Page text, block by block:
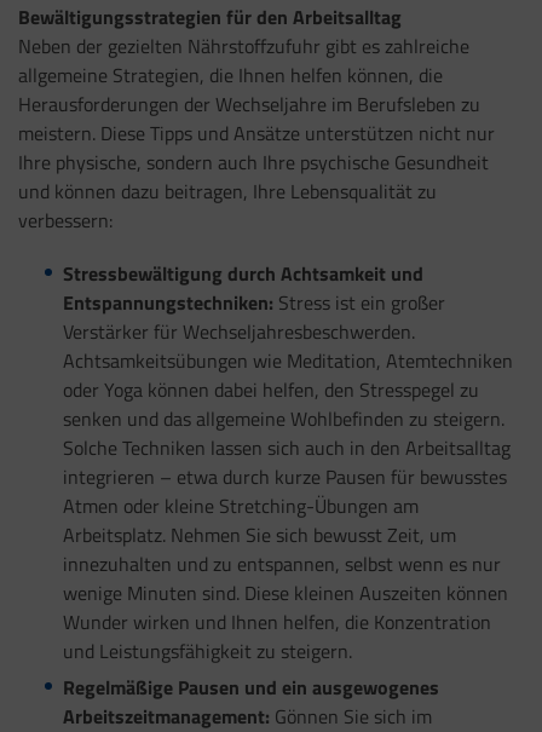
Bewältigungsstrategien für den Arbeitsalltag
Neben der gezielten Nährstoffzufuhr gibt es zahlreiche
allgemeine Strategien, die Ihnen helfen können, die
Herausforderungen der Wechseljahre im Berufsleben zu
meistern. Diese Tipps und Ansätze unterstützen nicht nur
Ihre physische, sondern auch Ihre psychische Gesundheit
und können dazu beitragen, Ihre Lebensqualität zu
verbessern:
Stressbewältigung durch Achtsamkeit und
Entspannungstechniken: Stress ist ein großer
Verstärker für Wechseljahresbeschwerden.
Achtsamkeitsübungen wie Meditation, Atemtechniken
oder Yoga können dabei helfen, den Stresspegel zu
senken und das allgemeine Wohlbefinden zu steigern.
Solche Techniken lassen sich auch in den Arbeitsalltag
integrieren – etwa durch kurze Pausen für bewusstes
Atmen oder kleine Stretching-Übungen am
Arbeitsplatz. Nehmen Sie sich bewusst Zeit, um
innezuhalten und zu entspannen, selbst wenn es nur
wenige Minuten sind. Diese kleinen Auszeiten können
Wunder wirken und Ihnen helfen, die Konzentration
und Leistungsfähigkeit zu steigern.
Regelmäßige Pausen und ein ausgewogenes
Arbeitszeitmanagement: Gönnen Sie sich im